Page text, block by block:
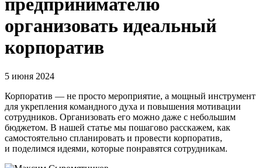
предпринимателю
организовать идеальный
корпоратив
5 июня 2024
Корпоратив — не просто мероприятие, а мощный инструмент
для укрепления командного духа и повышения мотивации
сотрудников. Организовать его можно даже с небольшим
бюджетом. В нашей статье мы пошагово расскажем, как
самостоятельно спланировать и провести корпоратив,
и поделимся идеями, которые понравятся сотрудникам.